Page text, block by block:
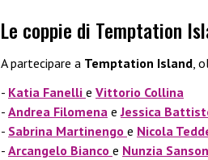
Le coppie di Temptation
A partecipare a Temptation Island,
Katia Fanelli e Vittorio Collina
Andrea Filomena e Jessica
Sabrina Martinengo e Nicola
Arcangelo Bianco e Nunzia